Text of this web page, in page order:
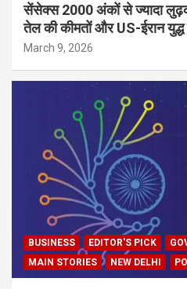
सेंसेक्स 2000 अंकों से ज्यादा
तेल की कीमतों और US-ईरान
March 9, 2026
BUSINESS EDITOR'S PICK
MAIN STORIES
NEW DELHI